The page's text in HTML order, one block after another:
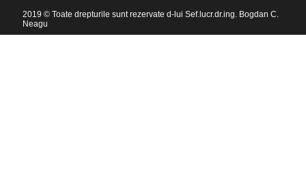
2019 © Toate drepturile sunt rezervate d-lui Sef.lucr.dr.ing. Bogdan C.
Neagu